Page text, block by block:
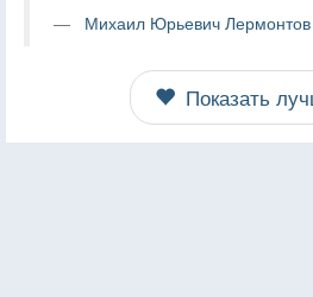
Михаил Юрьевич
Показать